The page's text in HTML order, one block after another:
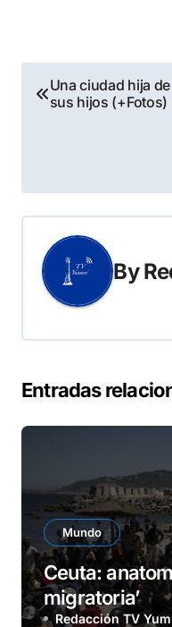
Navegación
de
Una ciudad hija de
sus hijos (+Fotos)
By
Entradas
Mundo
Ceuta:
migratoria’
Redacción TV